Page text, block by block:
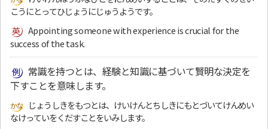
こうにとってひじょうにじゅうようです。
Appointing someone with experience is crucial for the
success of the task.
常識を持つとは、経験と知識に基づいて賢明な決定を
下すことを意味します。
じょうしきをもつとは、けいけんとちしきにもとづいてけんめい
なけっていをくだすことをいみします。